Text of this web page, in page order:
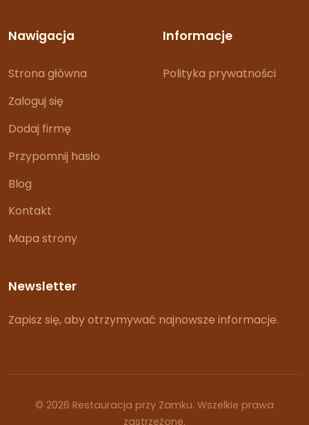
Nawigacja
Strona główna
Zaloguj się
Dodaj firmę
Przypomnij hasło
Blog
Kontakt
Mapa strony
Informacje
Polityka prywatności
Newsletter
Zapisz się, aby otrzymywać najnowsze informacje.
© 2026 Restauracja przy Zamku. Wszelkie prawa
zastrzeżone.